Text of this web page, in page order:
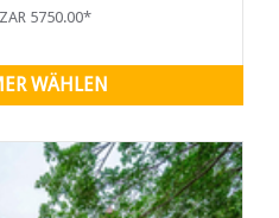
5750.00*
WÄHLEN